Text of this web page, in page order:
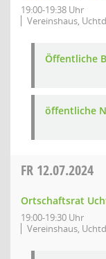
19:00-19:38 Uhr
Vereinshaus,
Öffentliche
öffentliche
FR 12.07.2024
Ortschaftsrat
19:00-19:30 Uhr
Vereinshaus,